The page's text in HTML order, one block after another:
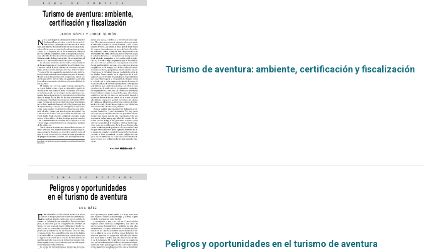
Turismo de aventura: ambiente, certificación y fiscalización
Peligros y oportunidades en el turismo de aventura